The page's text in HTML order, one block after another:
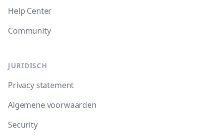
Help Center
Community
JURIDISCH
Privacy statement
Algemene voorwaarden
Security